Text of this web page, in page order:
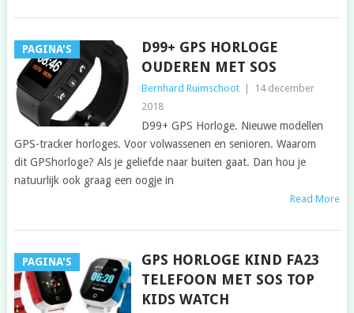
PAGINA'S
D99+ GPS HORLOGE
OUDEREN MET SOS
Bernhard Ruimschoot
14 december
2018
D99+ GPS Horloge. Nieuwe modellen
GPS-tracker horloges. Voor volwassenen en senioren. Waarom
dit GPShorloge? Als je geliefde naar buiten gaat. Dan hou je
natuurlijk ook graag een oogje in
Read More
PAGINA'S
GPS HORLOGE KIND FA23
TELEFOON MET SOS TOP
KIDS WATCH